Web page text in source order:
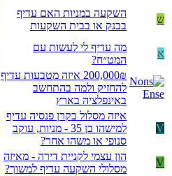
ש
השקעה במניות האם עדיף
בבנק או בבית השקעות
א
מה עדיף לי לעשות עם
המט״ח?
200,000₪ איזה מטבעות עדיף
להחזיק ולמה בהתחשב
באינפלציה בארץ
V
איזה מסלול בקרן פנסיה עדיף
למישהו בן 35 - מניות, עוקב
סנופי או משהו אחר?
V
הון עצמי לקניית דירה - מאיזה
מסלולי השקעה עדיף למשוך?